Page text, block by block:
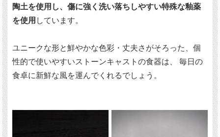
陶土を使用し、傷に強く洗い落ちしやすい特殊な釉薬
を使用 しています。
ユニークな形と鮮やかな色彩・丈夫さがそろった、個
性的で使いやすいストーンキャストの食器は、 毎日の
食卓に新鮮な風を運んでくれるでしょう。